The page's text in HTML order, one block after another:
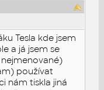
Tesla kde jsem
a já jsem se
používat
nám tiskla jiná